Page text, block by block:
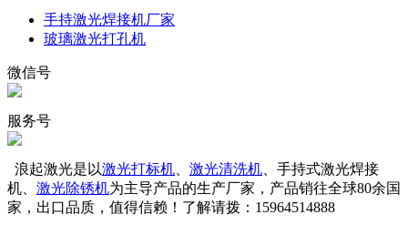
手持激光焊接机厂家
玻璃激光打孔机
微信号
服务号
浪起激光是以激光打标机 激光清洗机 、手持式激光焊接
机、 激光除锈机为主导产品的生产厂家，产品销往全球80余国
家，出口品质，值得信赖！了解请拨：15964514888